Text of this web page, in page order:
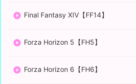
Final Fantasy XIV【FF14】
Forza Horizon 5【FH5】
Forza Horizon 6【FH6】